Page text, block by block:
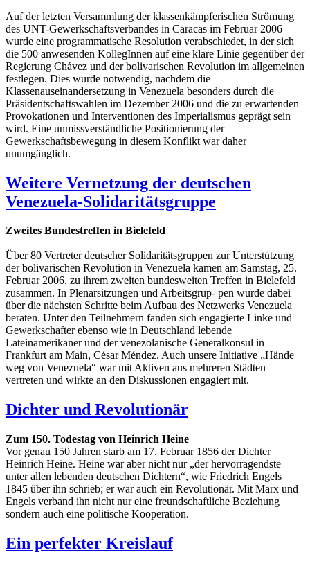
Auf der letzten Versammlung der klassenkämpferischen Strömung
des UNT-Gewerkschaftsverbandes in Caracas im Februar 2006
wurde eine programmatische Resolution verabschiedet, in der sich
die 500 anwesenden KollegInnen auf eine klare Linie gegenüber der
Regierung Chávez und der bolivarischen Revolution im allgemeinen
festlegen. Dies wurde notwendig, nachdem die
Klassenauseinandersetzung in Venezuela besonders durch die
Präsidentschaftswahlen im Dezember 2006 und die zu erwartenden
Provokationen und Interventionen des Imperialismus geprägt sein
wird. Eine unmissverständliche Positionierung der
Gewerkschaftsbewegung in diesem Konflikt war daher
unumgänglich.
Weitere Vernetzung der deutschen
Venezuela-Solidaritätsgruppe
Zweites Bundestreffen in Bielefeld
Über 80 Vertreter deutscher Solidaritätsgruppen zur Unterstützung
der bolivarischen Revolution in Venezuela kamen am Samstag, 25.
Februar 2006, zu ihrem zweiten bundesweiten Treffen in Bielefeld
zusammen. In Plenarsitzungen und Arbeitsgrup- pen wurde dabei
über die nächsten Schritte beim Aufbau des Netzwerks Venezuela
beraten. Unter den Teilnehmern fanden sich engagierte Linke und
Gewerkschafter ebenso wie in Deutschland lebende
Lateinamerikaner und der venezolanische Generalkonsul in
Frankfurt am Main, César Méndez. Auch unsere Initiative „Hände
weg von Venezuela“ war mit Aktiven aus mehreren Städten
vertreten und wirkte an den Diskussionen engagiert mit.
Dichter und Revolutionär
Zum 150. Todestag von Heinrich Heine
Vor genau 150 Jahren starb am 17. Februar 1856 der Dichter
Heinrich Heine. Heine war aber nicht nur „der hervorragendste
unter allen lebenden deutschen Dichtern“, wie Friedrich Engels
1845 über ihn schrieb; er war auch ein Revolutionär. Mit Marx und
Engels verband ihn nicht nur eine freundschaftliche Beziehung
sondern auch eine politische Kooperation.
Ein perfekter Kreislauf